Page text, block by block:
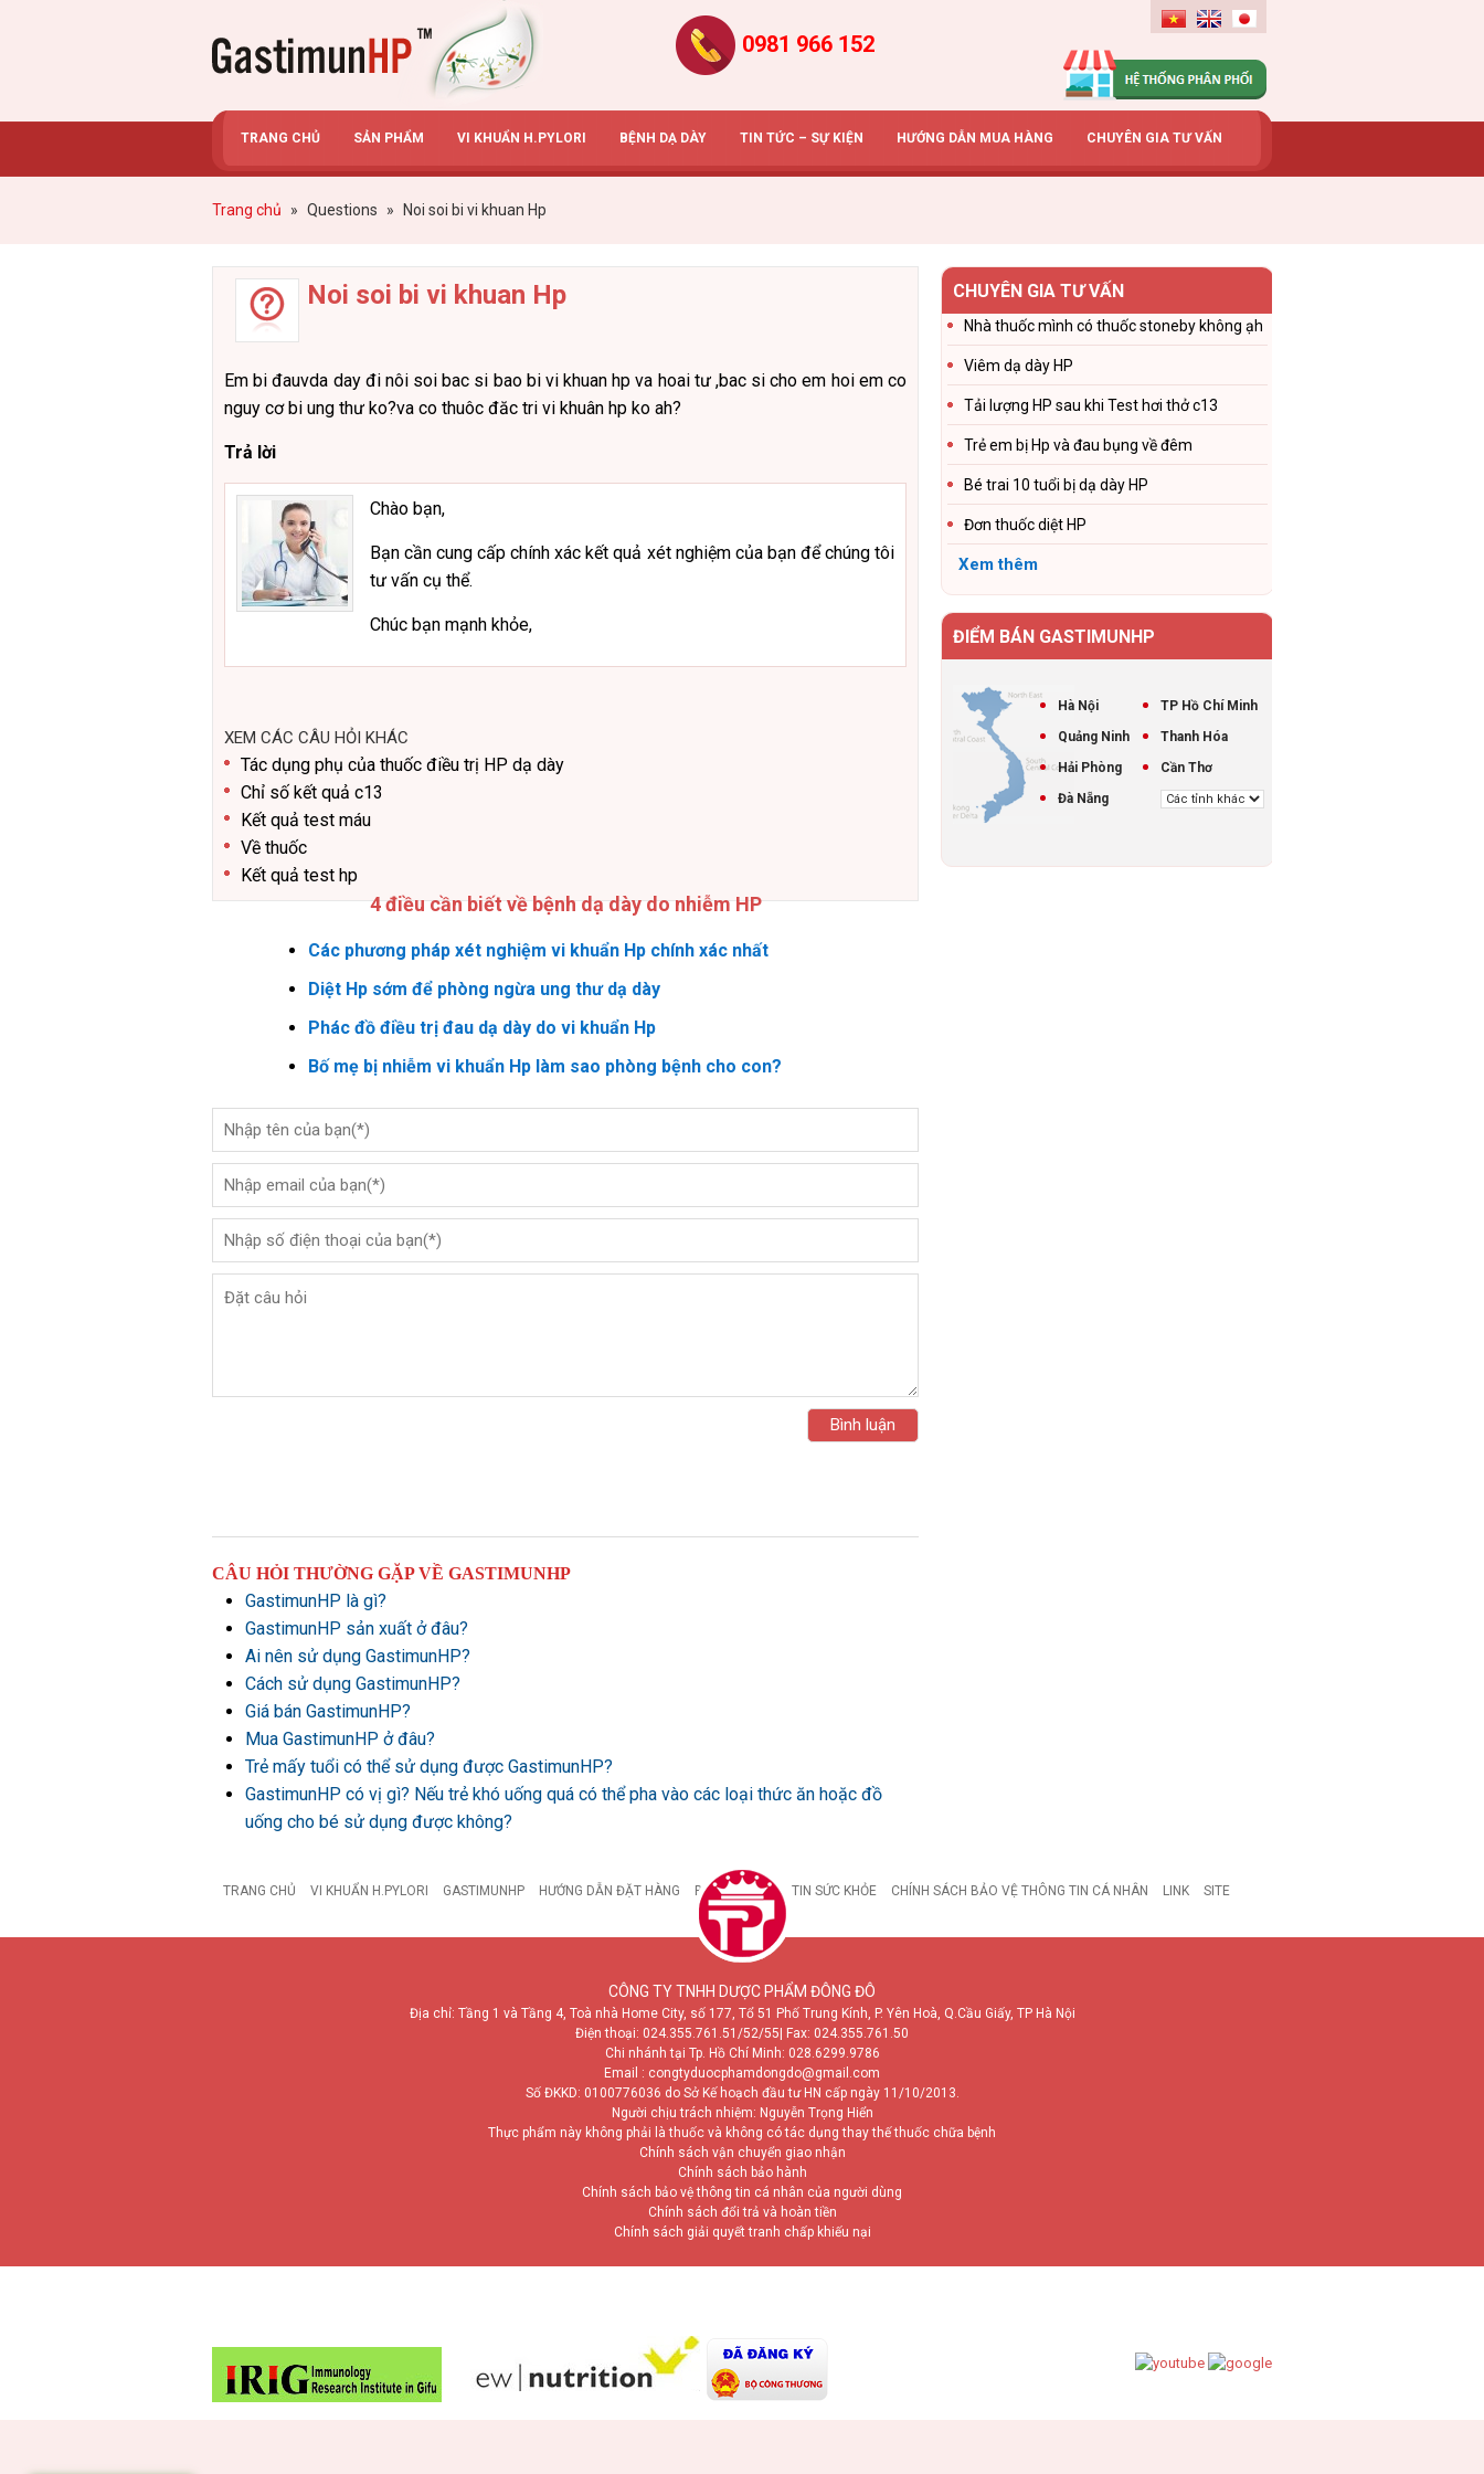
0981 966 152
TRANG CHỦ SẢN PHẨM VI KHUẨN H.PYLORI BỆNH DẠ DÀY TIN TỨC – SỰ KIỆN HƯỚNG DẪN MUA HÀNG CHUYÊN GIA TƯ VẤN
Trang chủ » Questions » Noi soi bi vi khuan Hp
Noi soi bi vi khuan Hp
Em bi đauvda day đi nôi soi bac si bao bi vi khuan hp va hoai tư ,bac si cho em hoi em co
nguy cơ bi ung thư ko?va co thuôc đăc tri vi khuân hp ko ah?
Trả lời
Chào bạn,
Bạn cần cung cấp chính xác kết quả xét nghiệm của bạn để chúng tôi
tư vấn cụ thể.
Chúc bạn mạnh khỏe,
XEM CÁC CÂU HỎI KHÁC
Tác dụng phụ của thuốc điều trị HP dạ dày
Chỉ số kết quả c13
Kết quả test máu
Về thuốc
Kết quả test hp
4 điều cần biết về bệnh dạ dày do nhiễm HP
Các phương pháp xét nghiệm vi khuẩn Hp chính xác nhất
Diệt Hp sớm để phòng ngừa ung thư dạ dày
Phác đồ điều trị đau dạ dày do vi khuẩn Hp
Bố mẹ bị nhiễm vi khuẩn Hp làm sao phòng bệnh cho con?
CÂU HỎI THƯỜNG GẶP VỀ GASTIMUNHP
GastimunHP là gì?
GastimunHP sản xuất ở đâu?
Ai nên sử dụng GastimunHP?
Cách sử dụng GastimunHP?
Giá bán GastimunHP?
Mua GastimunHP ở đâu?
Trẻ mấy tuổi có thể sử dụng được GastimunHP?
GastimunHP có vị gì? Nếu trẻ khó uống quá có thể pha vào các loại thức ăn hoặc đồ
uống cho bé sử dụng được không?
CHUYÊN GIA TƯ VẤN
Nhà thuốc mình có thuốc stoneby không ạh
Viêm dạ dày HP
Tải lượng HP sau khi Test hơi thở c13
Trẻ em bị Hp và đau bụng về đêm
Bé trai 10 tuổi bị dạ dày HP
Đơn thuốc diệt HP
Xem thêm
ĐIỂM BÁN GASTIMUNHP
Hà Nội
TP Hồ Chí Minh
Quảng Ninh
Thanh Hóa
Hải Phòng
Cần Thơ
Đà Nẵng
TRANG CHỦ VI KHUẨN H.PYLORI GASTIMUNHP HƯỚNG DẪN ĐẶT HÀNG BỆNH DẠ DÀY TIN SỨC KHỎE CHÍNH SÁCH BẢO VỆ THÔNG TIN CÁ NHÂN LINK SITE
CÔNG TY TNHH DƯỢC PHẨM ĐÔNG ĐÔ
Địa chỉ: Tầng 1 và Tầng 4, Toà nhà Home City, số 177, Tổ 51 Phố Trung Kính, P. Yên Hoà, Q.Cầu Giấy, TP Hà Nội
Điện thoại: 024.355.761.51/52/55 | Fax: 024.355.761.50
Chi nhánh tại Tp. Hồ Chí Minh: 028.6299.9786
Email : congtyduocphamdongdo@gmail.com
Số ĐKKD: 0100776036 do Sở Kế hoạch đầu tư HN cấp ngày 11/10/2013.
Người chịu trách nhiệm: Nguyễn Trọng Hiển
Thực phẩm này không phải là thuốc và không có tác dụng thay thế thuốc chữa bệnh
Chính sách vận chuyển giao nhận
Chính sách bảo hành
Chính sách bảo vệ thông tin cá nhân của người dùng
Chính sách đổi trả và hoàn tiền
Chính sách giải quyết tranh chấp khiếu nại